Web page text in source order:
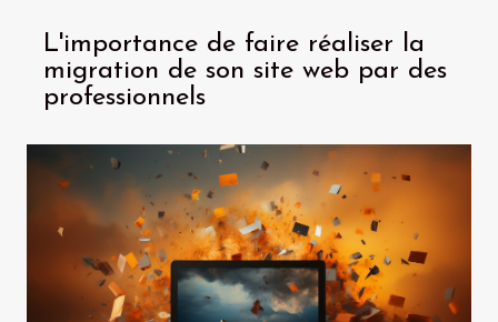
L'importance de faire réaliser la
migration de son site web par des
professionnels